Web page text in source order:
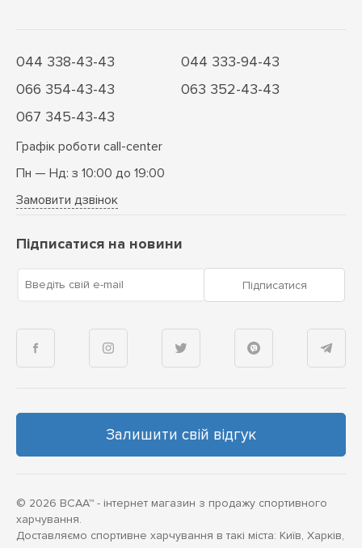
044 338-43-43
044 333-94-43
066 354-43-43
063 352-43-43
067 345-43-43
Графік роботи call-center
Пн — Нд: з 10:00 до 19:00
Замовити дзвінок
Підписатися на новини
Введіть свій e-mail Підписатися
Залишити свій відгук
© 2026 BCAA™ - інтернет магазин з продажу спортивного
харчування.
Доставляємо спортивне харчування в такі міста: Київ, Харків,